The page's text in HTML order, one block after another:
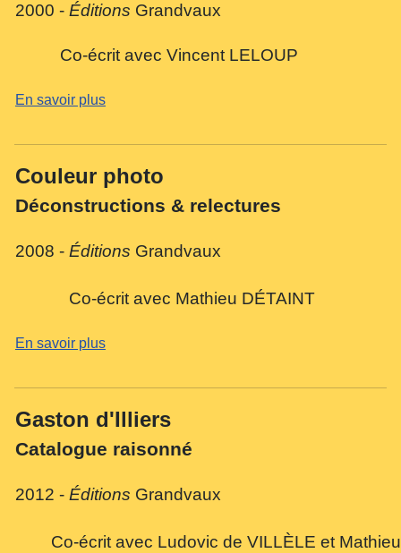
2000 - Éditions Grandvaux
Co-écrit avec Vincent LELOUP
En savoir plus
Couleur photo
Déconstructions & relectures
2008 - Éditions Grandvaux
Co-écrit avec Mathieu DÉTAINT
En savoir plus
Gaston d'Illiers
Catalogue raisonné
2012 - Éditions Grandvaux
Co-écrit avec Ludovic de VILLÈLE et